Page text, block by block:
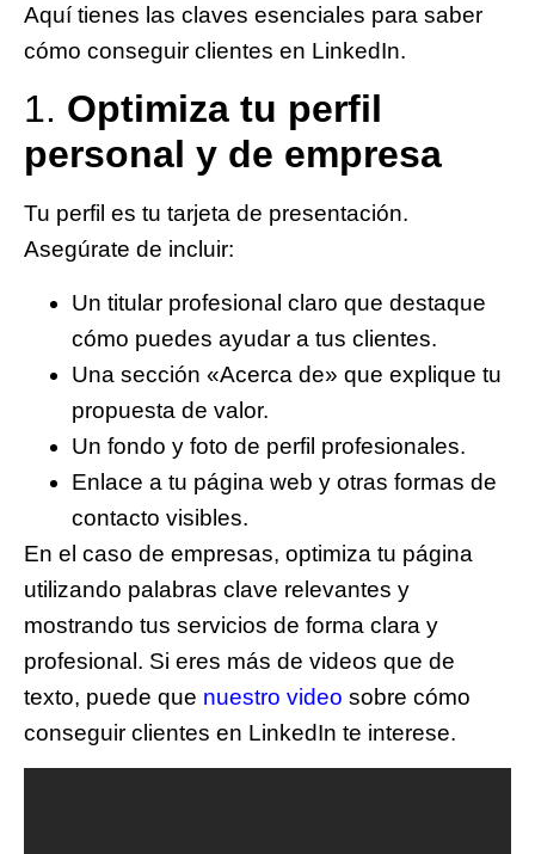
Aquí tienes las claves esenciales para saber
cómo conseguir clientes en LinkedIn.
1. Optimiza tu perfil
personal y de empresa
Tu perfil es tu tarjeta de presentación.
Asegúrate de incluir:
Un titular profesional claro que destaque
cómo puedes ayudar a tus clientes.
Una sección «Acerca de» que explique tu
propuesta de valor.
Un fondo y foto de perfil profesionales.
Enlace a tu página web y otras formas de
contacto visibles.
En el caso de empresas, optimiza tu página
utilizando palabras clave relevantes y
mostrando tus servicios de forma clara y
profesional. Si eres más de videos que de
texto, puede que nuestro video sobre cómo
conseguir clientes en LinkedIn te interese.